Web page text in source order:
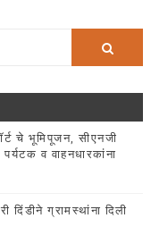
चे भूमिपूजन, सीएनजी
व वाहनधारकांना
दिंडीने ग्रामस्थांना दिली